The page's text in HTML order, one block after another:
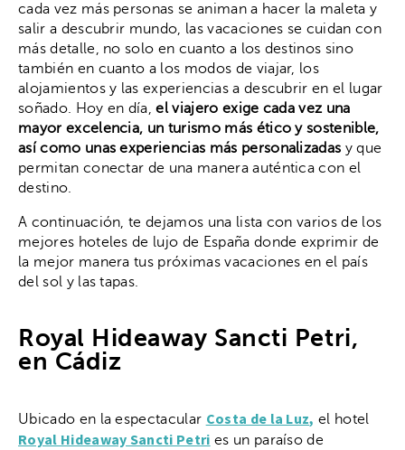
cada vez más personas se animan a hacer la maleta y
salir a descubrir mundo, las vacaciones se cuidan con
más detalle, no solo en cuanto a los destinos sino
también en cuanto a los modos de viajar, los
alojamientos y las experiencias a descubrir en el lugar
soñado. Hoy en día,el viajero exige cada vez una
mayor excelencia, un turismo más ético y sostenible,
así como unas experiencias más personalizadas y que
permitan conectar de una manera auténtica con el
destino.
A continuación, te dejamos una lista con varios de los
mejores hoteles de lujo de España donde exprimir de
la mejor manera tus próximas vacaciones en el país
del sol y las tapas.
Royal Hideaway Sancti Petri,
en Cádiz
Ubicado en la espectacular Costa de la Luz, el hotel
Royal Hideaway Sancti Petri es un paraíso de